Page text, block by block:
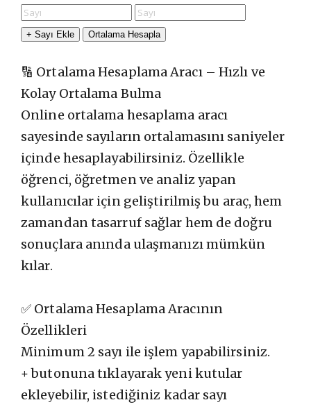
+ Sayı Ekle Ortalama Hesapla
🔢 Ortalama Hesaplama Aracı – Hızlı ve
Kolay Ortalama Bulma
Online ortalama hesaplama aracı
sayesinde sayıların ortalamasını saniyeler
içinde hesaplayabilirsiniz. Özellikle
öğrenci, öğretmen ve analiz yapan
kullanıcılar için geliştirilmiş bu araç, hem
zamandan tasarruf sağlar hem de doğru
sonuçlara anında ulaşmanızı mümkün
kılar.
✅ Ortalama Hesaplama Aracının
Özellikleri
Minimum 2 sayı ile işlem yapabilirsiniz.
+ butonuna tıklayarak yeni kutular
ekleyebilir, istediğiniz kadar sayı